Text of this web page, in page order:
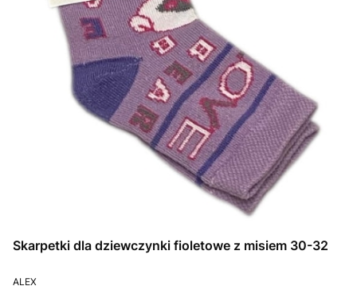
Skarpetki dla dziewczynki fioletowe z misiem 30-32
PRODUCENT
ALEX